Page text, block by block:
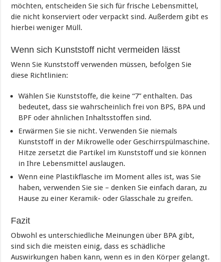
möchten, entscheiden Sie sich für frische Lebensmittel,
die nicht konserviert oder verpackt sind. Außerdem gibt es
hierbei weniger Müll.
Wenn sich Kunststoff nicht vermeiden lässt
Wenn Sie Kunststoff verwenden müssen, befolgen Sie
diese Richtlinien:
Wählen Sie Kunststoffe, die keine “7” enthalten. Das
bedeutet, dass sie wahrscheinlich frei von BPS, BPA und
BPF oder ähnlichen Inhaltsstoffen sind.
Erwärmen Sie sie nicht. Verwenden Sie niemals
Kunststoff in der Mikrowelle oder Geschirrspülmaschine.
Hitze zersetzt die Partikel im Kunststoff und sie können
in Ihre Lebensmittel auslaugen.
Wenn eine Plastikflasche im Moment alles ist, was Sie
haben, verwenden Sie sie – denken Sie einfach daran, zu
Hause zu einer Keramik- oder Glasschale zu greifen.
Fazit
Obwohl es unterschiedliche Meinungen über BPA gibt,
sind sich die meisten einig, dass es schädliche
Auswirkungen haben kann, wenn es in den Körper gelangt.